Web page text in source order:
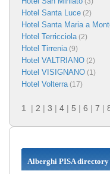
Hotel Santa Luce (2)
Hotel Santa Maria a
Hotel Terricciola (2)
Hotel Tirrenia (9)
Hotel VALTRIANO (2)
Hotel VISIGNANO (1)
Hotel Volterra (17)
1 | 2 | 3 | 4 | 5 | 6 | 7 |
Alberghi PISA directory